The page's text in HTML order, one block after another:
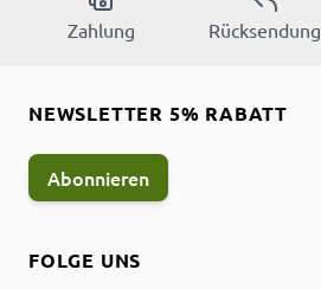
Zahlung Rücksendung
FOLGE UNS
NEWSLETTER 5% RABATT
Abonnieren